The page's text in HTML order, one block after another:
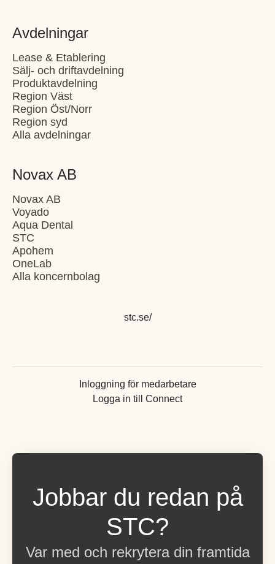
Avdelningar
Lease & Etablering
Sälj- och driftavdelning
Produktavdelning
Region Väst
Region Öst/Norr
Region syd
Alla avdelningar
Novax AB
Novax AB
Voyado
Aqua Dental
STC
Apohem
OneLab
Alla koncernbolag
stc.se/
Inloggning för medarbetare
Logga in till Connect
Jobbar du redan på
STC?
Var med och rekrytera din framtida